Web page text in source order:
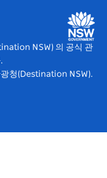
NSW) 미디어 센터
NSW) 의 공식 관
청(Destination NSW).